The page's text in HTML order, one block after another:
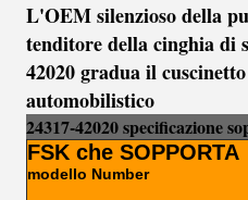
L'OEM silenzioso della
tenditore della cinghia di
42020 gradua il
automobilistico
24317-42020specificazione
FSK che SOPPORTA
modello Number